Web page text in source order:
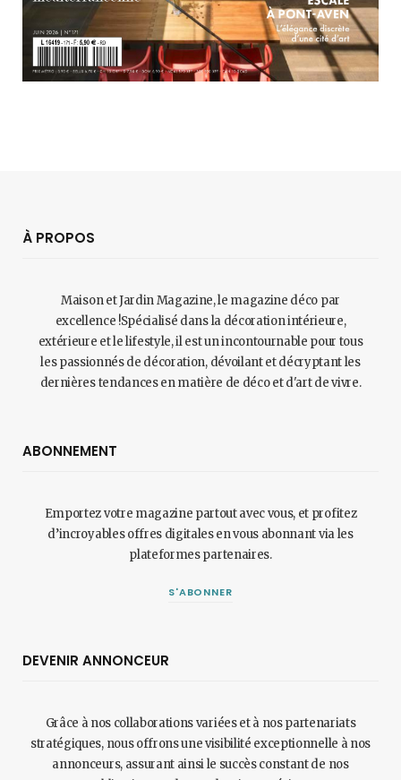
À PROPOS
Maison et Jardin Magazine, le magazine déco par
excellence !Spécialisé dans la décoration intérieure,
extérieure et le lifestyle, il est un incontournable pour tous
les passionnés de décoration, dévoilant et décryptant les
dernières tendances en matière de déco et d'art de vivre.
ABONNEMENT
Emportez votre magazine partout avec vous, et profitez
d’incroyables offres digitales en vous abonnant via les
plateformes partenaires.
S'ABONNER
DEVENIR ANNONCEUR
Grâce à nos collaborations variées et à nos partenariats
stratégiques, nous offrons une visibilité exceptionnelle à nos
annonceurs, assurant ainsi le succès constant de nos